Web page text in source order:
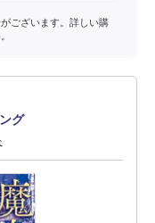
ございます。詳しい購
グ